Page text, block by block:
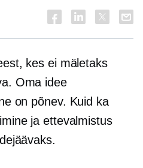
kes ei mäletaks
Oma idee
on põnev. Kuid ka
ja ettevalmistus